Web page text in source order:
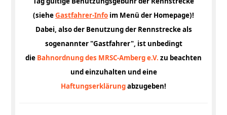
(sieheGastfahrer-Info im Menü der Homepage)!
Dabei, also der Benutzung der Rennstrecke als
sogenannter "Gastfahrer", ist unbedingt
die Bahnordnung des MRSC-Amberg e.V. zu beachten
und einzuhalten und eine
Haftungserklärungabzugeben!